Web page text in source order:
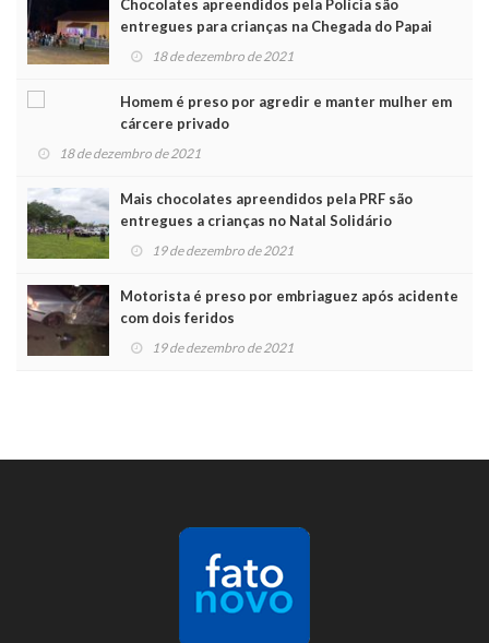
Chocolates apreendidos pela Polícia são
entregues para crianças na Chegada do Papai
Noel
18 de dezembro de 2021
Homem é preso por agredir e manter mulher em
cárcere privado
18 de dezembro de 2021
Mais chocolates apreendidos pela PRF são
entregues a crianças no Natal Solidário
19 de dezembro de 2021
Motorista é preso por embriaguez após acidente
com dois feridos
19 de dezembro de 2021